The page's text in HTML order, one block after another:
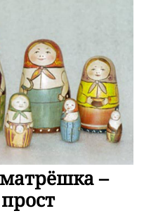
–